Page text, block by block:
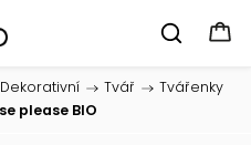
Dekorativní / Tvář /
Tvářenky
please BIO